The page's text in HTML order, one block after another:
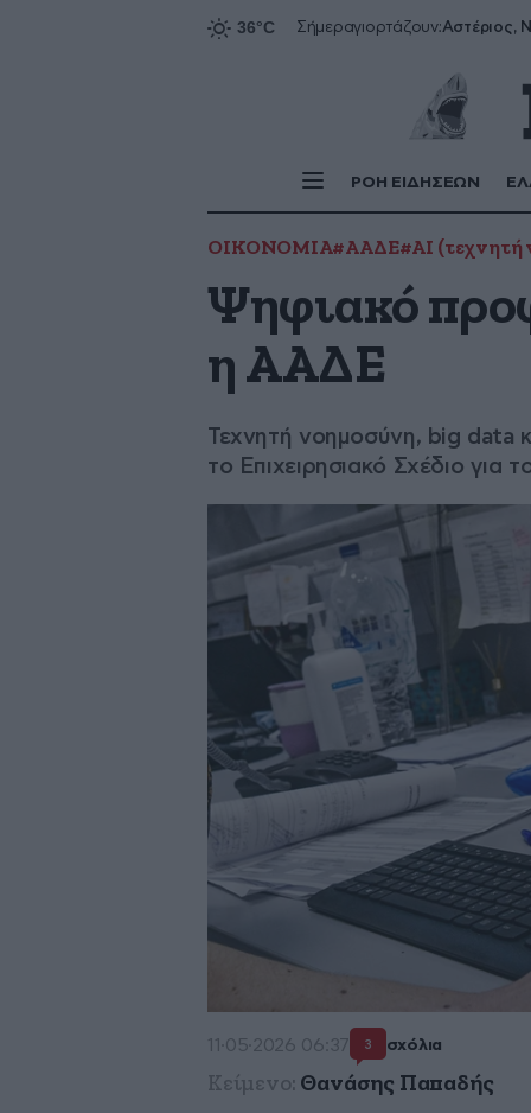
Σήμεραγιορτάζουν:Αστέριος,
ΡΟΗ ΕΙΔΗΣΕΩΝ
ΟΙΚΟΝΟΜΙΑ#ΑΑΔΕ#ΑΙ
Ψηφιακό
η ΑΑΔΕ
Τεχνητή νοημοσύνη, big data
το Επιχειρησιακό Σχέδιο για
11·05·2026 06:37 3 σχόλια
Κείμενο: Θανάσης Παπαδής